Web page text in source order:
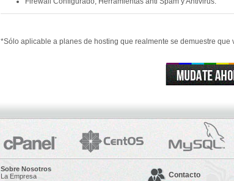
*Sólo aplicable a planes de hosting que realmente se demuestre que
Sobre Nosotros
La Empresa
Contacto